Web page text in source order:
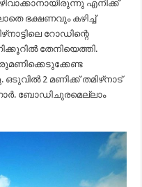
എനിക്ക്
ഭക്ഷണവും കഴിച്ച്
റോഡിന്റെ
തേനിയെത്തി.
2 മണിക്ക് തമിഴ്‌നാട്
ബോഡിചുരമെല്ലാം